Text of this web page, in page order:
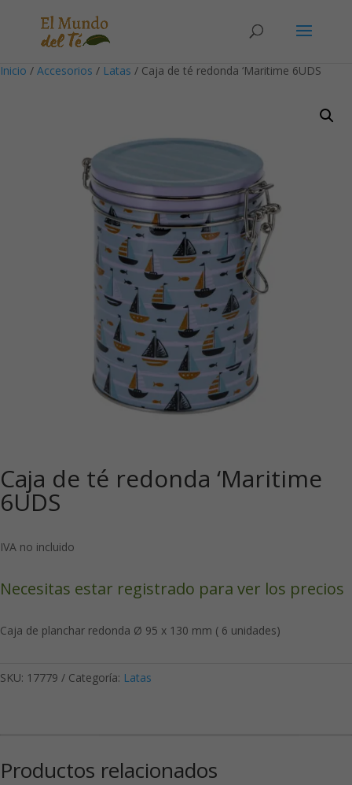
Inicio / Accesorios / Latas / Caja de té redonda ‘Maritime 6UDS
Caja de té redonda ‘Maritime
6UDS
IVA no incluido
Necesitas estar registrado para ver los precios
Caja de planchar redonda Ø 95 x 130 mm ( 6 unidades)
SKU: 17779 Categoría: Latas
Productos relacionados